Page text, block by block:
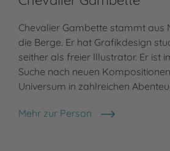
Chevalier Gambette stammt aus
die Berge. Er hat Grafikdesign
seither als freier Illustrator. Er ist
Suche nach neuen
Universum in zahlreichen
Mehr zur Person
Chevalier Gambette